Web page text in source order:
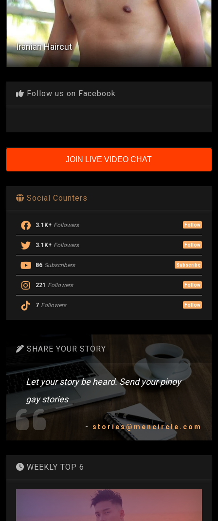
Iranian Haircut
Follow us on Facebook
JOIN LIVE VIDEO CHAT
Social Counters
3.1K+ Followers Follow
3.1K+ Followers Follow
86 Subscribers Subscribe
221 Followers Follow
7 Followers Follow
SHARE YOUR STORY
Let your story be heard. Send your pinoy
gay stories
- stories@mencircle.com
WEEKLY TOP 6